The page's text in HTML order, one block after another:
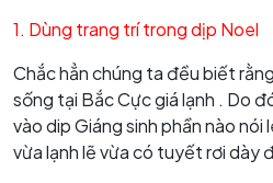
1. Dùng trang trí trong dịp Noel
Chắc hẳn chúng ta đều biết
sống tại Bắc Cực giá lạnh . Do
vào dip Giáng sinh phần nào nói
vừa lạnh lẽ vừa có tuyết rơi dày